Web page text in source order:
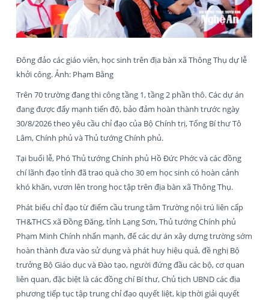
Đông đảo các giáo viên, học sinh trên địa bàn xã Thông Thụ dự lễ
khởi công. Ảnh: Phạm Bằng
Trên 70 trường đang thi công tầng 1, tầng 2 phần thô. Các dự án
đang được đẩy mạnh tiến độ, bảo đảm hoàn thành trước ngày
30/8/2026 theo yêu cầu chỉ đạo của Bộ Chính trị, Tổng Bí thư Tô
Lâm, Chính phủ và Thủ tướng Chính phủ.
Tại buổi lễ, Phó Thủ tướng Chính phủ Hồ Đức Phớc và các đồng
chí lãnh đạo tỉnh đã trao quà cho 30 em học sinh có hoàn cảnh
khó khăn, vươn lên trong học tập trên địa bàn xã Thông Thụ.
Phát biểu chỉ đạo từ điểm cầu trung tâm Trường nội trú liên cấp
TH&THCS xã Đồng Đăng, tỉnh Lạng Sơn, Thủ tướng Chính phủ
Phạm Minh Chính nhấn mạnh, để các dự án xây dựng trường sớm
hoàn thành đưa vào sử dụng và phát huy hiệu quả, đề nghị Bộ
trưởng Bộ Giáo dục và Đào tạo, người đứng đầu các bộ, cơ quan
liên quan, đặc biệt là các đồng chí Bí thư, Chủ tịch UBND các địa
phương tiếp tục tập trung chỉ đạo quyết liệt, kịp thời giải quyết